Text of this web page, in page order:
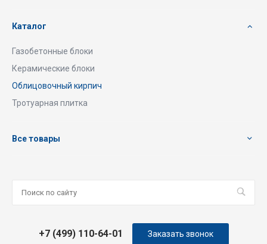
Каталог
Газобетонные блоки
Керамические блоки
Облицовочный кирпич
Тротуарная плитка
Все товары
+7 (499) 110-64-01 Заказать звонок